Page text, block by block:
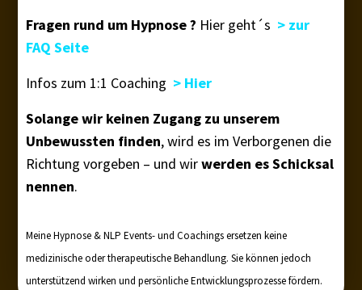
Fragen rund um Hypnose ? Hier geht´s > zur
FAQ Seite
Infos zum 1:1 Coaching > Hier
Solange wir keinen Zugang zu unserem
Unbewussten finden, wird es im Verborgenen die
Richtung vorgeben – und wirwerden es Schicksal
nennen.
Meine Hypnose & NLP Events- und Coachings ersetzen keine
medizinische oder therapeutische Behandlung. Sie können jedoch
unterstützend wirken und persönliche Entwicklungsprozesse fördern.